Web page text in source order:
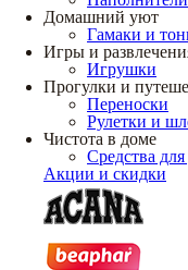
Домашний уют
Гамаки и
Игры и
Игрушки
Прогулки и
Переноски
Рулетки и
Чистота в доме
Средства
Акции и скидки